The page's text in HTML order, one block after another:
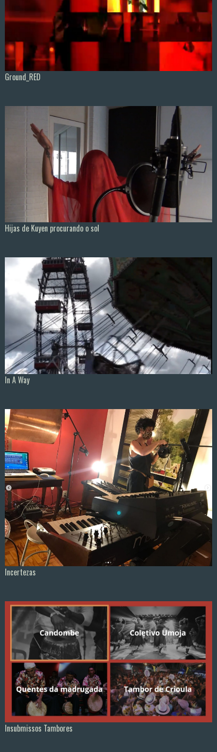
Ground_RED
Hijas de Kuyen procurando o sol
In A Way
Incertezas
Insubmissos Tambores